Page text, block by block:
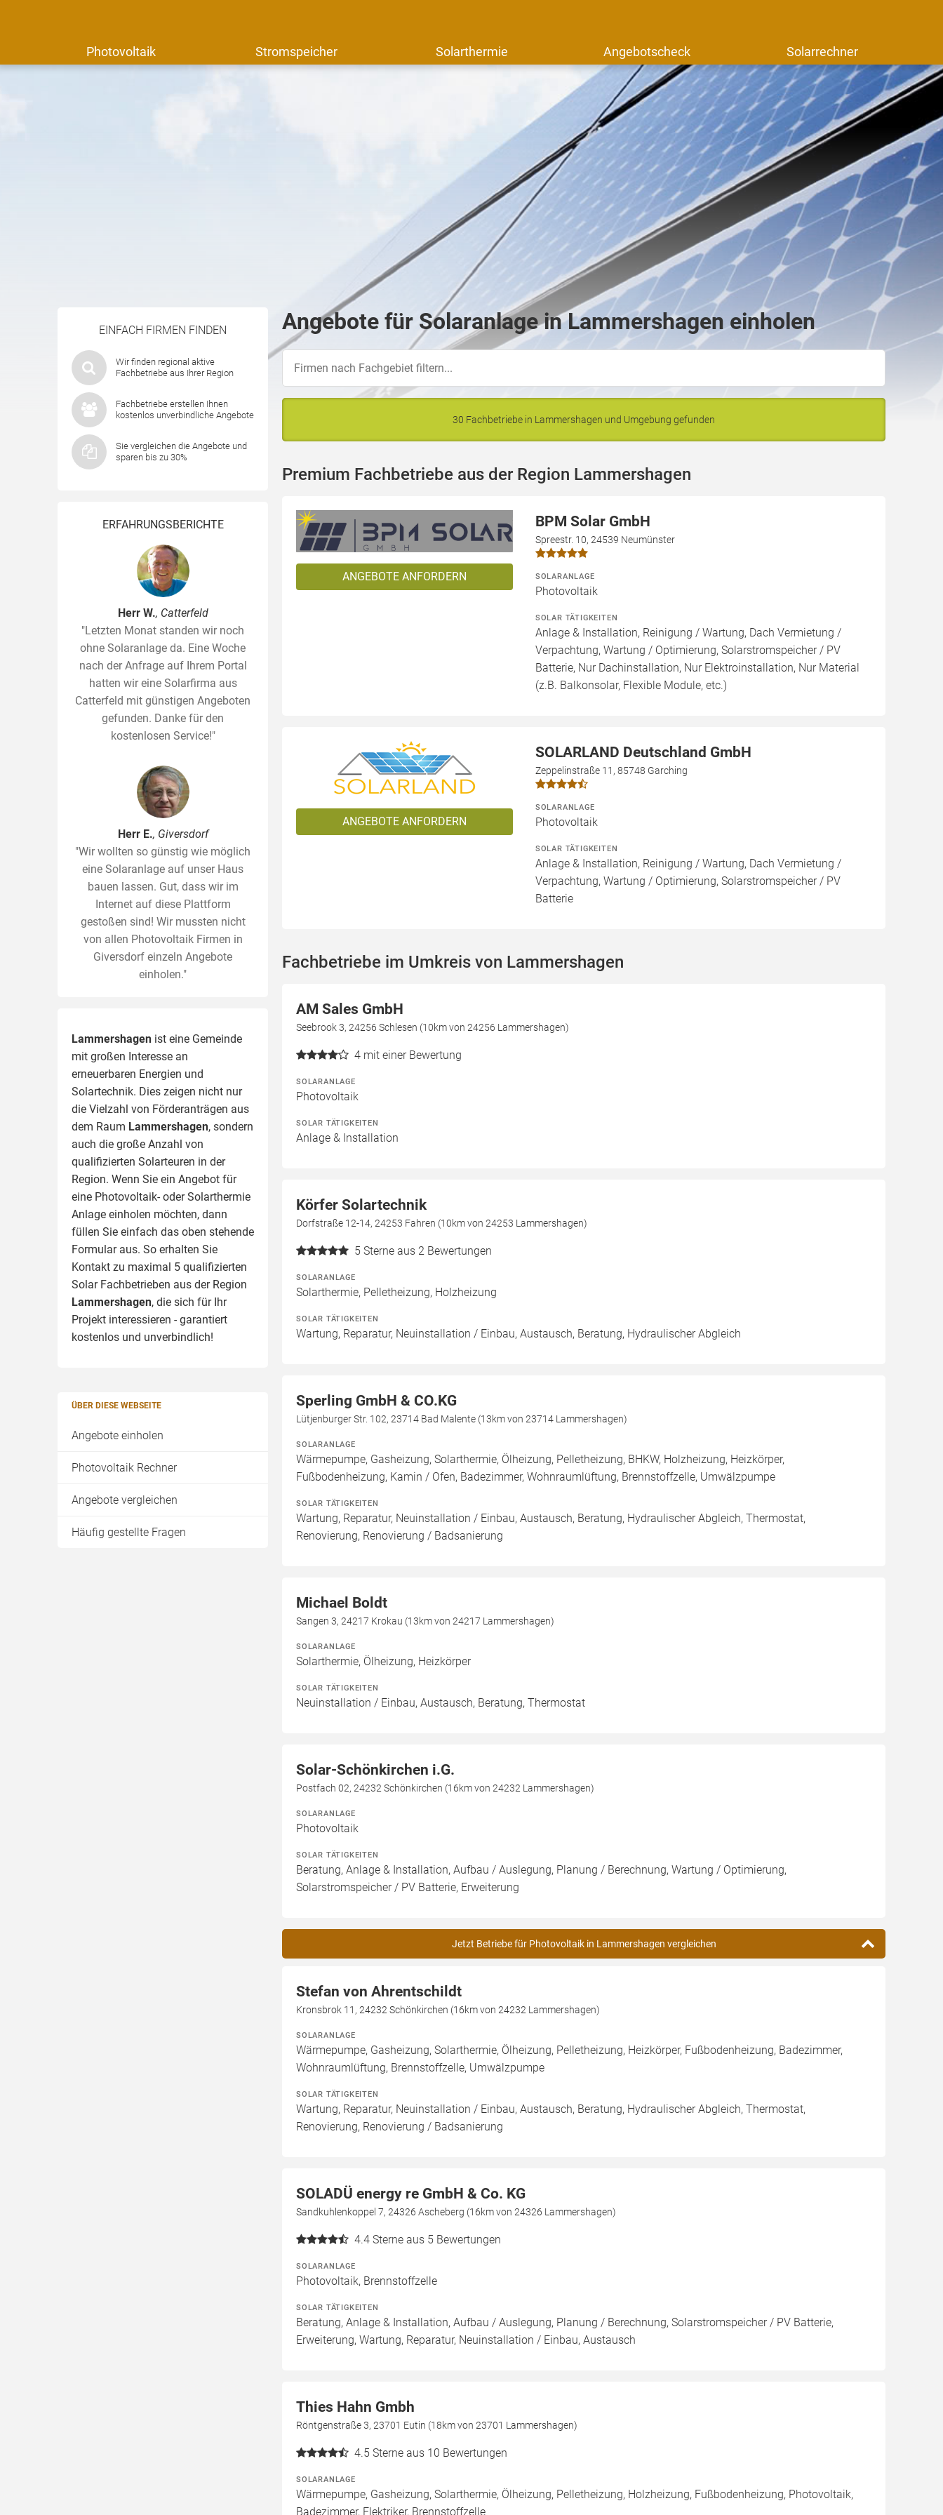
Photovoltaik Stromspeicher Solarthermie Angebotscheck Solarrechner
EINFACH FIRMEN FINDEN
Wir finden regional aktive
Fachbetriebe aus Ihrer Region
Fachbetriebe erstellen Ihnen
kostenlos unverbindliche Angebote
Sie vergleichen die Angebote und
sparen bis zu 30%
ERFAHRUNGSBERICHTE
Herr W., Catterfeld
"Letzten Monat standen wir noch
ohne Solaranlage da. Eine Woche
nach der Anfrage auf Ihrem Portal
hatten wir eine Solarfirma aus
Catterfeld mit günstigen Angeboten
gefunden. Danke für den
kostenlosen Service!"
Herr E., Giversdorf
"Wir wollten so günstig wie möglich
eine Solaranlage auf unser Haus
bauen lassen. Gut, dass wir im
Internet auf diese Plattform
gestoßen sind! Wir mussten nicht
von allen Photovoltaik Firmen in
Giversdorf einzeln Angebote
einholen."
Lammershagen ist eine Gemeinde
mit großen Interesse an
erneuerbaren Energien und
Solartechnik. Dies zeigen nicht nur
die Vielzahl von Förderanträgen aus
dem Raum Lammershagen, sondern
auch die große Anzahl von
qualifizierten Solarteuren in der
Region. Wenn Sie ein Angebot für
eine Photovoltaik- oder Solarthermie
Anlage einholen möchten, dann
füllen Sie einfach das oben stehende
Formular aus. So erhalten Sie
Kontakt zu maximal 5 qualifizierten
Solar Fachbetrieben aus der Region
Lammershagen, die sich für Ihr
Projekt interessieren - garantiert
kostenlos und unverbindlich!
ÜBER DIESE WEBSEITE
Angebote einholen
Photovoltaik Rechner
Angebote vergleichen
Häufig gestellte Fragen
Angebote für Solaranlage in Lammershagen einholen
30 Fachbetriebe in Lammershagen und Umgebung gefunden
Premium Fachbetriebe aus der Region Lammershagen
ANGEBOTE ANFORDERN
BPM Solar GmbH
Spreestr. 10, 24539 Neumünster
SOLARANLAGE
Photovoltaik
SOLAR TÄTIGKEITEN
Anlage & Installation, Reinigung / Wartung, Dach Vermietung /
Verpachtung, Wartung / Optimierung, Solarstromspeicher / PV
Batterie, Nur Dachinstallation, Nur Elektroinstallation, Nur Material
(z.B. Balkonsolar, Flexible Module, etc.)
ANGEBOTE ANFORDERN
SOLARLAND Deutschland GmbH
Zeppelinstraße 11, 85748 Garching
SOLARANLAGE
Photovoltaik
SOLAR TÄTIGKEITEN
Anlage & Installation, Reinigung / Wartung, Dach Vermietung /
Verpachtung, Wartung / Optimierung, Solarstromspeicher / PV
Batterie
Fachbetriebe im Umkreis von Lammershagen
AM Sales GmbH
Seebrook 3, 24256 Schlesen (10km von 24256 Lammershagen)
4 mit einer Bewertung
SOLARANLAGE
Photovoltaik
SOLAR TÄTIGKEITEN
Anlage & Installation
Körfer Solartechnik
Dorfstraße 12-14, 24253 Fahren (10km von 24253 Lammershagen)
5 Sterne aus 2 Bewertungen
SOLARANLAGE
Solarthermie, Pelletheizung, Holzheizung
SOLAR TÄTIGKEITEN
Wartung, Reparatur, Neuinstallation / Einbau, Austausch, Beratung, Hydraulischer Abgleich
Sperling GmbH & CO.KG
Lütjenburger Str. 102, 23714 Bad Malente (13km von 23714 Lammershagen)
SOLARANLAGE
Wärmepumpe, Gasheizung, Solarthermie, Ölheizung, Pelletheizung, BHKW, Holzheizung, Heizkörper,
Fußbodenheizung, Kamin / Ofen, Badezimmer, Wohnraumlüftung, Brennstoffzelle, Umwälzpumpe
SOLAR TÄTIGKEITEN
Wartung, Reparatur, Neuinstallation / Einbau, Austausch, Beratung, Hydraulischer Abgleich, Thermostat,
Renovierung, Renovierung / Badsanierung
Michael Boldt
Sangen 3, 24217 Krokau (13km von 24217 Lammershagen)
SOLARANLAGE
Solarthermie, Ölheizung, Heizkörper
SOLAR TÄTIGKEITEN
Neuinstallation / Einbau, Austausch, Beratung, Thermostat
Solar-Schönkirchen i.G.
Postfach 02, 24232 Schönkirchen (16km von 24232 Lammershagen)
SOLARANLAGE
Photovoltaik
SOLAR TÄTIGKEITEN
Beratung, Anlage & Installation, Aufbau / Auslegung, Planung / Berechnung, Wartung / Optimierung,
Solarstromspeicher / PV Batterie, Erweiterung
Jetzt Betriebe für Photovoltaik in Lammershagen vergleichen
Stefan von Ahrentschildt
Kronsbrok 11, 24232 Schönkirchen (16km von 24232 Lammershagen)
SOLARANLAGE
Wärmepumpe, Gasheizung, Solarthermie, Ölheizung, Pelletheizung, Heizkörper, Fußbodenheizung, Badezimmer,
Wohnraumlüftung, Brennstoffzelle, Umwälzpumpe
SOLAR TÄTIGKEITEN
Wartung, Reparatur, Neuinstallation / Einbau, Austausch, Beratung, Hydraulischer Abgleich, Thermostat,
Renovierung, Renovierung / Badsanierung
SOLADÜ energy re GmbH & Co. KG
Sandkuhlenkoppel 7, 24326 Ascheberg (16km von 24326 Lammershagen)
4.4 Sterne aus 5 Bewertungen
SOLARANLAGE
Photovoltaik, Brennstoffzelle
SOLAR TÄTIGKEITEN
Beratung, Anlage & Installation, Aufbau / Auslegung, Planung / Berechnung, Solarstromspeicher / PV Batterie,
Erweiterung, Wartung, Reparatur, Neuinstallation / Einbau, Austausch
Thies Hahn Gmbh
Röntgenstraße 3, 23701 Eutin (18km von 23701 Lammershagen)
4.5 Sterne aus 10 Bewertungen
SOLARANLAGE
Wärmepumpe, Gasheizung, Solarthermie, Ölheizung, Pelletheizung, Holzheizung, Fußbodenheizung, Photovoltaik,
Badezimmer, Elektriker, Brennstoffzelle